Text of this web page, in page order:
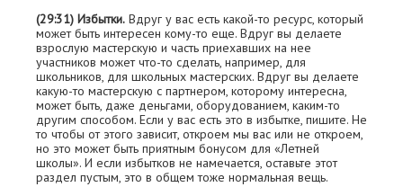
(29:31) Избытки. Вдруг у вас есть какой-то ресурс, который
может быть интересен кому-то ещe. Вдруг вы делаете
взрослую мастерскую и часть приехавших на неe
участников может что-то сделать, например, для
школьников, для школьных мастерских. Вдруг вы делаете
какую-то мастерскую с партнeром, которому интересна,
может быть, даже деньгами, оборудованием, каким-то
другим способом. Если у вас есть это в избытке, пишите. Не
то чтобы от этого зависит, откроем мы вас или не откроем,
но это может быть приятным бонусом для «Летней
школы». И если избытков не намечается, оставьте этот
раздел пустым, это в общем тоже нормальная вещь.